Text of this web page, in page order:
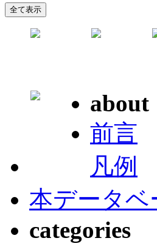
about
前言
凡例
本データ
categories